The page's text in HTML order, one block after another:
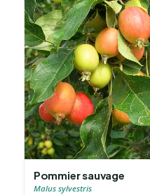
Pommier sauvage
Malus sylvestris